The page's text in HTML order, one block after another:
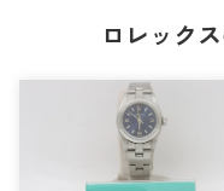
ロレック